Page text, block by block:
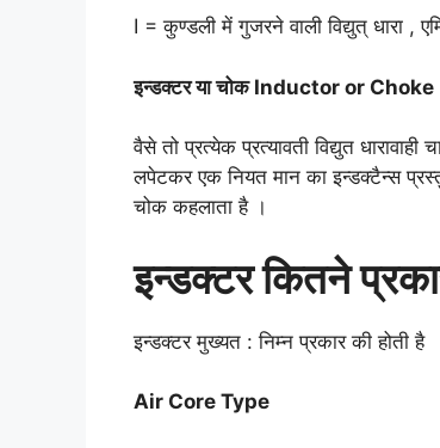
I = कुण्डली में गुजरने वाली विद्युत् धारा ,
इन्डक्टर या चोक Inductor or Choke
वैसे तो प्रत्येक प्रत्यावती विद्युत
लपेटकर एक नियत मान का इन्डक्टैन्स
चोक कहलाता है ।
इन्डक्टर कितने
इन्डक्टर मुख्यत : निम्न प्रकार की होती है
Air Core Type